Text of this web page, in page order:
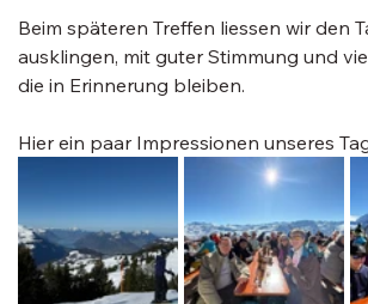
Beim späteren Treffen liessen wir den
ausklingen, mit guter Stimmung und
die in Erinnerung bleiben.
Hier ein paar Impressionen unseres